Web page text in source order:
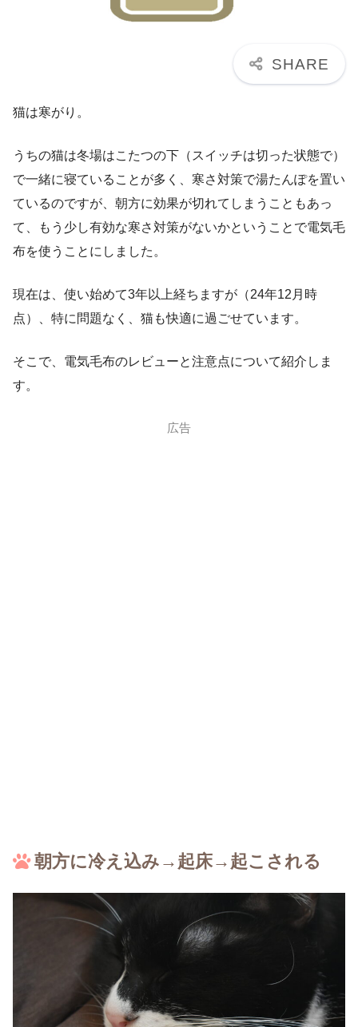
猫は寒がり。
うちの猫は冬場はこたつの下（スイッチは切った状態で）
で一緒に寝ていることが多く、寒さ対策で湯たんぽを置い
ているのですが、朝方に効果が切れてしまうこともあっ
て、もう少し有効な寒さ対策がないかということで電気毛
布を使うことにしました。
現在は、使い始めて3年以上経ちますが（24年12月時
点）、特に問題なく、猫も快適に過ごせています。
そこで、電気毛布のレビューと注意点について紹介しま
す。
広告
朝方に冷え込み→起床→起こされる